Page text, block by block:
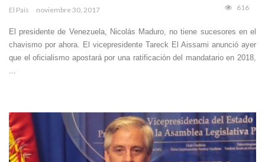
El País noviembre 30, 2017 616
El presidente de Venezuela, Nicolás Maduro, no tiene sucesores en el
chavismo por ahora. El vicepresidente Tareck El Aissami anunció ayer
que el oficialismo apostará por una ratificación del mandatario en 2018,